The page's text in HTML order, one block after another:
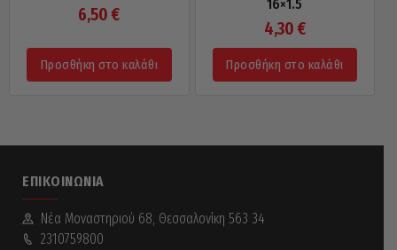
6,50€
Προσθήκη στο καλάθι
16×1.5
4,30 €
Προσθήκη στο καλάθι
ΕΠΙΚΟΙΝΩΝΊΑ
Νέα Mοναστηριού 68, Θεσσαλονίκη 563 34
2310759800